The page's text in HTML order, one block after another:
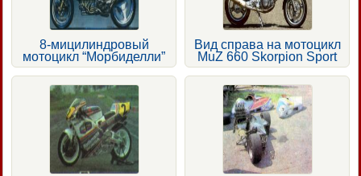
8-мицилиндровый
мотоцикл “Морбиделли”
Вид справа на мотоцикл
MuZ 660 Skorpion Sport